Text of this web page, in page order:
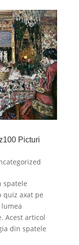
Picturi
spatele
axat pe
Acest articol
din spatele